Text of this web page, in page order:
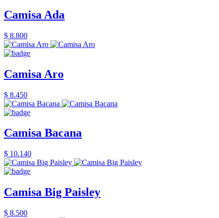
Camisa Ada
$ 8.800
Camisa Aro
$ 8.450
Camisa Bacana
$ 10.140
Camisa Big Paisley
$ 8.500